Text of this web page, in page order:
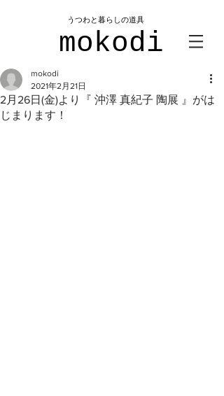
mokodi
​うつわと暮らしの道具
2月26日(金)より『 沖澤 真紀子 陶展 』がは
じまります！
mokodi
2021年2月21日